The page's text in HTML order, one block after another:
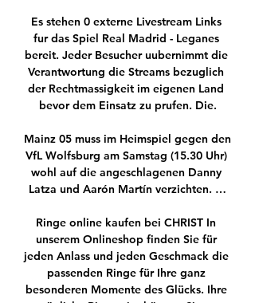
Es stehen 0 externe Livestream Links
fur das Spiel Real Madrid - Leganes
bereit. Jeder Besucher uubernimmt die
Verantwortung die Streams bezuglich
der Rechtmassigkeit im eigenen Land
bevor dem Einsatz zu prufen. Die.
Mainz 05 muss im Heimspiel gegen den
VfL Wolfsburg am Samstag (15.30 Uhr)
wohl auf die angeschlagenen Danny
Latza und Aarón Martín verzichten. …
Ringe online kaufen bei CHRIST In
unserem Onlineshop finden Sie für
jeden Anlass und jeden Geschmack die
passenden Ringe für Ihre ganz
besonderen Momente des Glücks. Ihre